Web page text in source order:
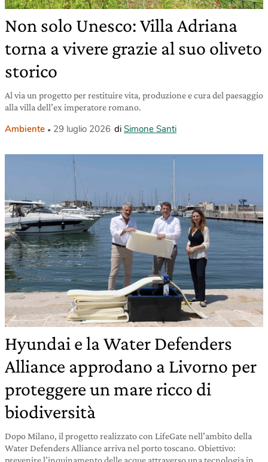
Non solo Unesco: Villa Adriana
torna a vivere grazie al suo oliveto
storico
Al via un progetto per restituire vita, produzione e cura del paesaggio
alla villa dell’ex imperatore romano.
Ambiente 29 luglio 2026 di Simone Santi
Hyundai e la Water Defenders
Alliance approdano a Livorno per
proteggere un mare ricco di
biodiversità
Dopo Milano, il progetto realizzato con LifeGate nell’ambito della
Water Defenders Alliance arriva nel porto toscano. Obiettivo: